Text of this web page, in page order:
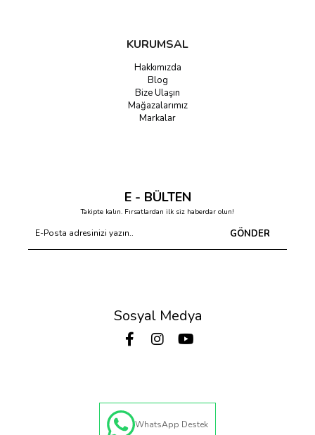
KURUMSAL
Hakkımızda
Blog
Bize Ulaşın
Mağazalarımız
Markalar
E - BÜLTEN
Takipte kalın. Fırsatlardan ilk siz haberdar olun!
GÖNDER
Sosyal Medya
WhatsApp Destek